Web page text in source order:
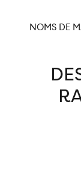
NOMS DE